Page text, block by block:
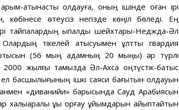
қатынасты қолдауға, оның ішінде оған ірі
өтеусіз негізде көңіл бөледі. Ең
тайпалардың ықпалды шейхтары-Неджда-Әл
Олардың тікелей қатысуымен ұлттық гвардия
(56 мың адамның 20 мыңы) әр түрлі
2000 жылғы тамызда Әл-Ахса оңтүстік-батыс
басшылығының ішкі саяси бағытын қолдауын
«диванийи» барысында Сауд Арабиясын
құқық қорғау ұйымдарын айыптайтын